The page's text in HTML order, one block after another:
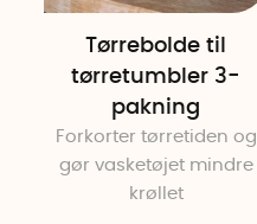
Tørrebolde til
tørretumbler 3-
pakning
Forkorter tørretiden og
gør vasketøjet mindre
krøllet